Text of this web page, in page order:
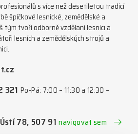
s více než desetiletou tradicí
špičkové lesnické, zemědělské a
tým tvoří odborně vzdělaní lesníci a
lesních a zemědělských strojů a
321Po-Pá: 7:00 – 11:30 a 12:30 –
78, 507 91navigovat sem